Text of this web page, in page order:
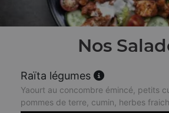
Nos
Raïta légumes
Yaourt au concombre émincé, petits
pommes de terre, cumin, herbes